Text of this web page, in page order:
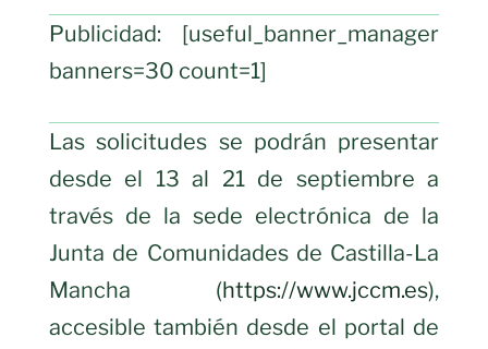
Publicidad: [useful_banner_manager
banners=30 count=1]
Las solicitudes se podrán presentar
desde el 13 al 21 de septiembre a
través de la sede electrónica de la
Junta de Comunidades de Castilla-La
Mancha (https://www.jccm.es),
accesible también desde el portal de